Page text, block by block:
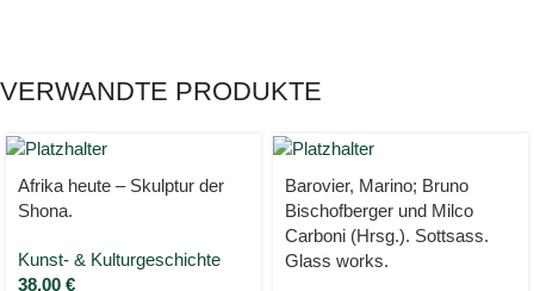
VERWANDTE PRODUKTE
Afrika heute – Skulptur der
Shona.
Kunst- & Kulturgeschichte
38,00 €
Barovier, Marino; Bruno
Bischofberger und Milco
Carboni (Hrsg.). Sottsass.
Glass works.